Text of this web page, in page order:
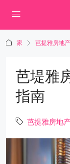
家 芭提雅房地产
芭堤雅
指南
芭提雅房地